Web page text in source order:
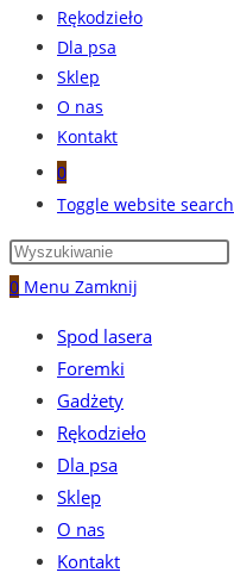
Rękodzieło
Dla psa
Sklep
O nas
Kontakt
0
Toggle website search
0 Menu Zamknij
Spod lasera
Foremki
Gadżety
Rękodzieło
Dla psa
Sklep
O nas
Kontakt